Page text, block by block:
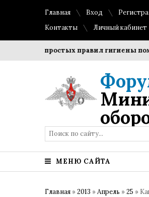
Главная Вход
Контакты
Личный кабинет
простых правил гигиены
МЕНЮ САЙТА
Главная »2013 »Апрель »25 »